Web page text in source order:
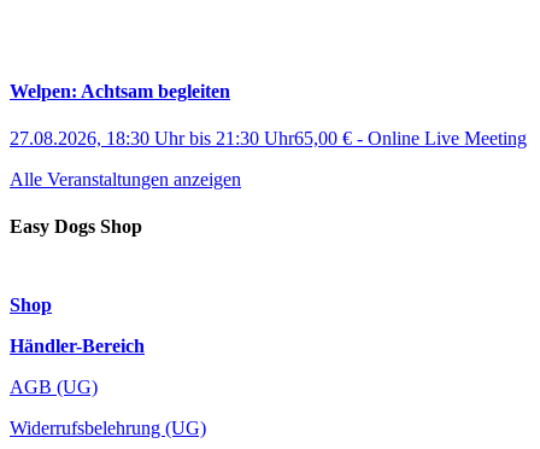
Welpen: Achtsam begleiten
27.08.2026, 18:30 Uhrbis 21:30 Uhr65,00 € - Online Live Meeting
Alle Veranstaltungen anzeigen
Easy Dogs Shop
Shop
Händler-Bereich
AGB (UG)
Widerrufsbelehrung (UG)